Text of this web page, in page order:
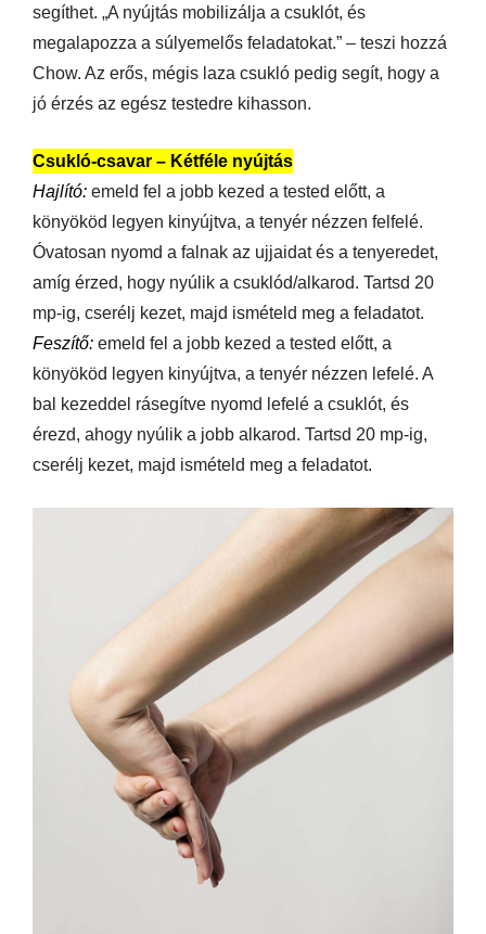
segíthet. „A nyújtás mobilizálja a csuklót, és
megalapozza a súlyemelős feladatokat.” – teszi hozzá
Chow. Az erős, mégis laza csukló pedig segít, hogy a
jó érzés az egész testedre kihasson.
Csukló-csavar – Kétféle nyújtás
Hajlító: emeld fel a jobb kezed a tested előtt, a
könyököd legyen kinyújtva, a tenyér nézzen felfelé.
Óvatosan nyomd a falnak az ujjaidat és a tenyeredet,
amíg érzed, hogy nyúlik a csuklód/alkarod. Tartsd 20
mp-ig, cserélj kezet, majd ismételd meg a feladatot.
Feszítő: emeld fel a jobb kezed a tested előtt, a
könyököd legyen kinyújtva, a tenyér nézzen lefelé. A
bal kezeddel rásegítve nyomd lefelé a csuklót, és
érezd, ahogy nyúlik a jobb alkarod. Tartsd 20 mp-ig,
cserélj kezet, majd ismételd meg a feladatot.